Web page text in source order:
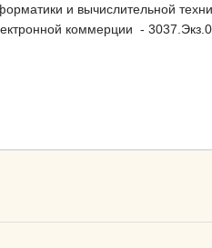
и вычислительной
коммерции -